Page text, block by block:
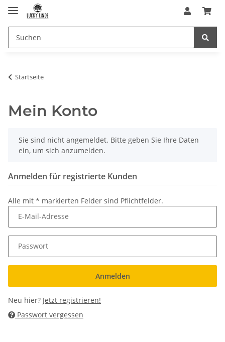
Startseite
Mein Konto
x
Sie sind nicht angemeldet. Bitte geben Sie Ihre Daten
ein, um sich anzumelden.
Anmelden für registrierte Kunden
Alle mit * markierten Felder sind Pflichtfelder.
E-Mail-Adresse
Passwort
Anmelden
Neu hier? Jetzt registrieren!
Passwort vergessen